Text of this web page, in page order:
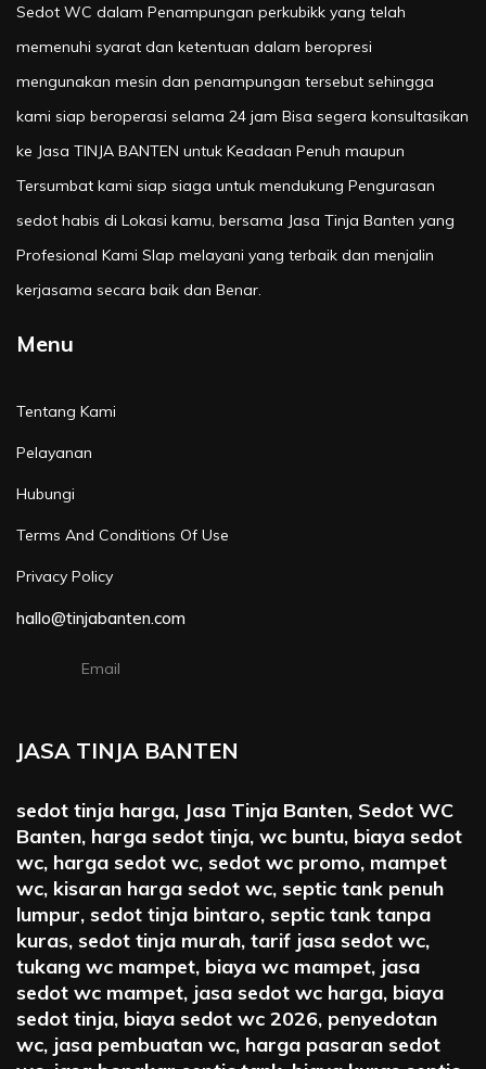
Sedot WC dalam Penampungan perkubikk yang telah
memenuhi syarat dan ketentuan dalam beropresi
mengunakan mesin dan penampungan tersebut sehingga
kami siap beroperasi selama 24 jam Bisa segera konsultasikan
ke Jasa TINJA BANTEN untuk Keadaan Penuh maupun
Tersumbat kami siap siaga untuk mendukung Pengurasan
sedot habis di Lokasi kamu, bersama Jasa Tinja Banten yang
Profesional Kami SIap melayani yang terbaik dan menjalin
kerjasama secara baik dan Benar.
Menu
Tentang Kami
Pelayanan
Hubungi
Terms And Conditions Of Use
Privacy Policy
hallo@tinjabanten.com
Email
JASA TINJA BANTEN
sedot tinja harga, Jasa Tinja Banten, Sedot WC
Banten, harga sedot tinja, wc buntu, biaya sedot
wc, harga sedot wc, sedot wc promo, mampet
wc, kisaran harga sedot wc, septic tank penuh
lumpur, sedot tinja bintaro, septic tank tanpa
kuras, sedot tinja murah, tarif jasa sedot wc,
tukang wc mampet, biaya wc mampet, jasa
sedot wc mampet, jasa sedot wc harga, biaya
sedot tinja, biaya sedot wc 2026, penyedotan
wc, jasa pembuatan wc, harga pasaran sedot